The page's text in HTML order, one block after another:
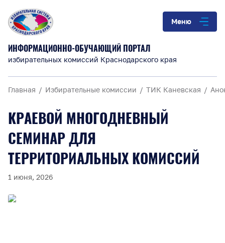
Меню
ИНФОРМАЦИОННО-ОБУЧАЮЩИЙ ПОРТАЛ
избирательных комиссий Краснодарского края
Главная Избирательные комиссии ТИК Каневская
КРАЕВОЙ МНОГОДНЕВНЫЙ
СЕМИНАР ДЛЯ
ТЕРРИТОРИАЛЬНЫХ КОМИССИЙ
1 июня, 2026